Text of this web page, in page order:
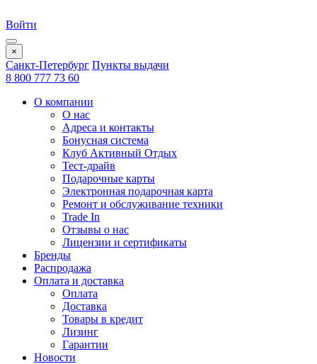
Войти
×
Санкт-Петербург Пункты выдачи
8 800 777 73 60
О компании
О нас
Адреса и контакты
Бонусная система
Клуб Активный Отдых
Тест-драйв
Подарочные карты
Электронная подарочная карта
Ремонт и обслуживание техники
Trade In
Отзывы о нас
Лицензии и сертификаты
Бренды
Распродажа
Оплата и доставка
Оплата
Доставка
Товары в кредит
Лизинг
Гарантии
Новости